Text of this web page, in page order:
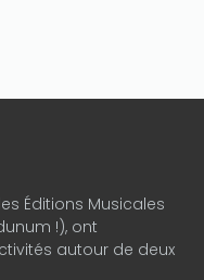
Éditions Musicales
!), ont
autour de deux